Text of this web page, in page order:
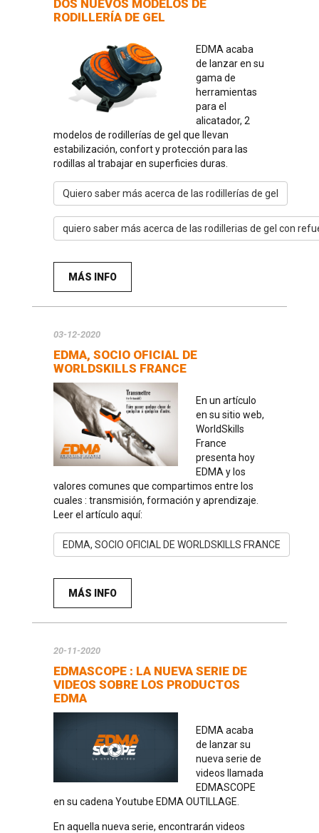
DOS NUEVOS MODELOS DE
RODILLERÍA DE GEL
EDMA acaba
de lanzar en su
gama de
herramientas
para el
alicatador, 2
modelos de rodillerías de gel que llevan
estabilización, confort y protección para las
rodillas al trabajar en superficies duras.
Quiero saber más acerca de las rodillerías de gel
quiero saber más acerca de las rodillerias de gel con
MÁS INFO
03-12-2020
EDMA, SOCIO OFICIAL DE
WORLDSKILLS FRANCE
En un artículo
en su sitio web,
WorldSkills
France
presenta hoy
EDMA y los
valores comunes que compartimos entre los
cuales : transmisión, formación y aprendizaje.
Leer el artículo aquí:
EDMA, SOCIO OFICIAL DE WORLDSKILLS FRANCE
MÁS INFO
20-11-2020
EDMASCOPE : LA NUEVA SERIE DE
VIDEOS SOBRE LOS PRODUCTOS
EDMA
EDMA acaba
de lanzar su
nueva serie de
videos llamada
EDMASCOPE
en su cadena Youtube EDMA OUTILLAGE.
En aquella nueva serie, encontrarán videos